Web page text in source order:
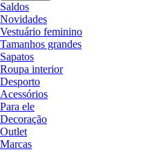
Saldos
Novidades
Vestuário feminino
Tamanhos grandes
Sapatos
Roupa interior
Desporto
Acessórios
Para ele
Decoração
Outlet
Marcas